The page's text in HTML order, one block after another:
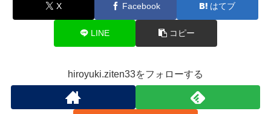
X Facebook はてブ
LINE コピー
hiroyuki.ziten33をフォローする